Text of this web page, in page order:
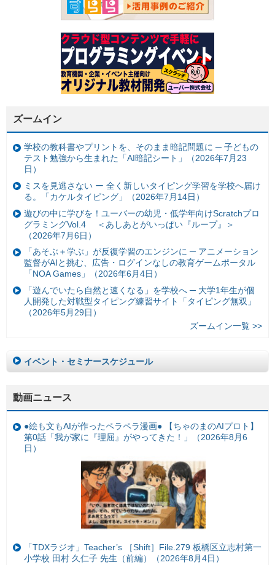
ズームイン
学校の教科書やプリントを、そのまま暗記問題に ─ 子どもの
テスト勉強から生まれた「AI暗記シート」（2026年7月23
日）
ミスを見逃さない ー 全く新しいタイピング学習を学校へ届け
る。「カケルタイピング」（2026年7月14日）
遊びの中に学びを！ユーバーの幼児・低学年向けScratchプロ
グラミングVol.4 ＜あしあとがいっぱい『ループ』＞
（2026年7月6日）
「あそぶ＋学ぶ」が反復学習のエンジンに ─ アニメーション
監督がAIと挑む、広告・ログインなしの教育ゲームポータル
「NOA Games」（2026年6月4日）
「遊んでいたら自然と速くなる」を学校へ ─ 大学1年生が個
人開発した対戦型タイピング練習サイト「タイピング無双」
（2026年5月29日）
ズームイン一覧 >>
イベント・セミナースケジュール
動画ニュース
●絵も文もAIが作ったペラペラ漫画● 【ちゃのまのAIプロト】
第0話「我が家に『理屈』がやってきた！」（2026年8月6
日）
「TDXラジオ」Teacher’s ［Shift］File.279 板橋区立志村第一
小学校 田村 久仁子 先生（前編）（2026年8月4日）